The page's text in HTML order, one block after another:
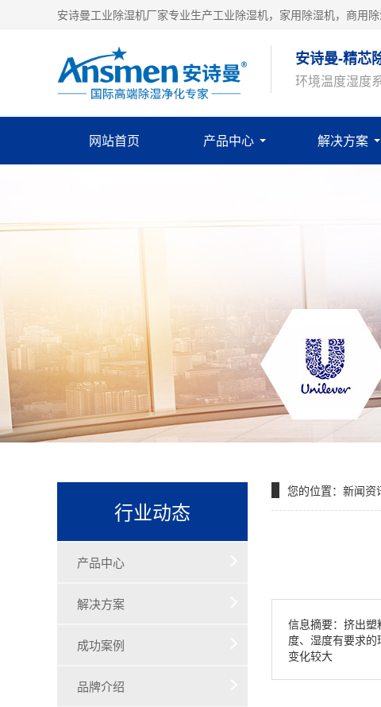
安诗曼工业除湿机厂家专业生产工业除湿机，家用除湿机，商用
安诗曼-精芯
环境温度湿度
网站首页 产品中心 解决方案
行业动态
产品中心
解决方案
成功案例
品牌介绍
您的位置： 新闻资
信息摘要：挤出
度、湿度有要求
变化较大